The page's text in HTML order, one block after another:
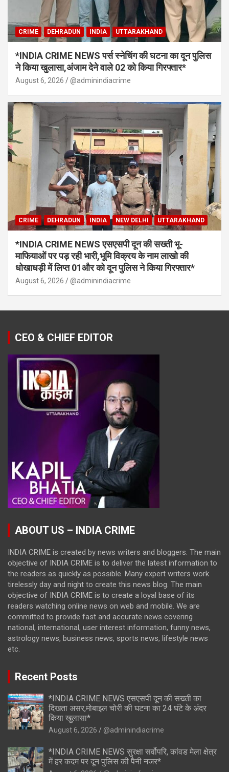
CRIME DEHRADUN INDIA UTTARAKHAND
*INDIA CRIME NEWS पर्स स्नेचिंग की घटना का दून पुलिस
ने किया खुलासा,अंजाम देने वाले 02 को किया गिरफ्तार*
August 6, 2026 @adminindiacrime
CRIME DEHRADUN INDIA NEW DELHI UTTARAKHAND
*INDIA CRIME NEWS एसएसपी दून की सख्ती भू-
माफियाओं पर पड़ रही भारी,भूमि विक्रय के नाम लाखो की
धोखाधड़ी में लिप्त 01और को दून पुलिस ने किया गिरफ्तार*
August 6, 2026 @adminindiacrime
CEO & CHIEF EDITOR
ABOUT US – INDIA CRIME
INDIA CRIME is created by news writers and bloggers. The main
objective of INDIA CRIME is to deliver the latest information to
the readers as quickly as possible. Many expert writers work
tirelessly day and night to create this news blog. The main
objective of INDIA CRIME is to create a loyal base of its
readers watching online news on web and mobile. We are
committed to provide fast and accurate news covering
national, international, user interest information, funny news,
astrology news, business news, sports news, lifestyle news
etc.
Recent Posts
*INDIA CRIME NEWS एसएसपी दून की सख्ती का
दिखता असर,मोबाइल चोरी की घटना का 24 घंटे के अंदर
किया खुलासा*
August 6, 2026 @adminindiacrime
*INDIA CRIME NEWS सुरक्षा सर्वोपरि, कांवड मेला क्षेत्र
में हर कदम पर दून पुलिस की पैनी नजर*